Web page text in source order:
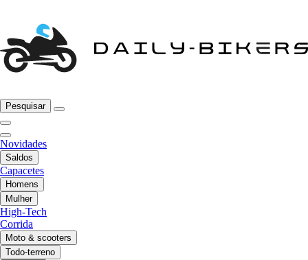
Pesquisar
Novidades
Saldos
Capacetes
Homens
Mulher
High-Tech
Corrida
Moto & scooters
Todo-terreno